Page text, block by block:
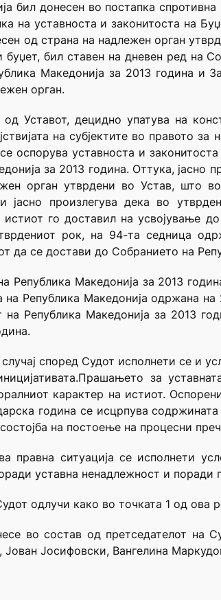
бил донесен во постапка
на уставноста и законитоста на
од страна на надлежен орган
бил ставен на дневен ред на
Македонија за 2013 година и
орган.
Уставот, децидно упатува на
на субјектите во правото
оспорува уставноста и
за 2013 година. Оттука,
орган утврдени во Устав, што
јасно произлегува дека во
го доставил на усвојување
рок, на 94-та седница
да се достави до Собранието на
Република Македонија за 2013
на Република Македонија одржана
на Република Македонија за 2013
според Судот исполнети се и
за
карактер на истиот.
година се исцрпува
на постоење на процесни
правна ситуација се исполнети
уставна ненадлежност и
одлучи како во точката 1 од ова
во состав од претседателот на
Јосифовски, Вангелина